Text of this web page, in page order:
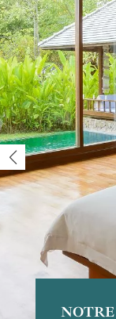
POUR
POUR
POUR